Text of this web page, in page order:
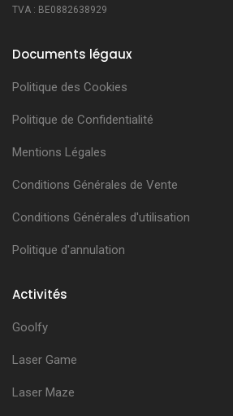
TVA : BE0882638929
Documents légaux
Politique des Cookies
Politique de Confidentialité
Mentions Légales
Conditions Générales de Vente
Conditions Générales d'utilisation
Politique d'annulation
Activités
Goolfy
Laser Game
Laser Maze